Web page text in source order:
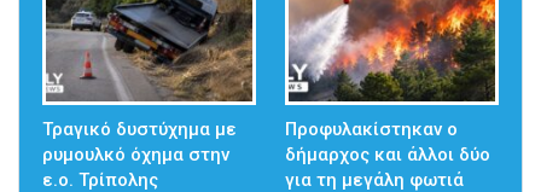
Τραγικό δυστύχημα με
ρυμουλκό όχημα στην
ε.ο. Τρίπολης
Προφυλακίστηκαν ο
δήμαρχος και άλλοι δύο
για τη μεγάλη φωτιά